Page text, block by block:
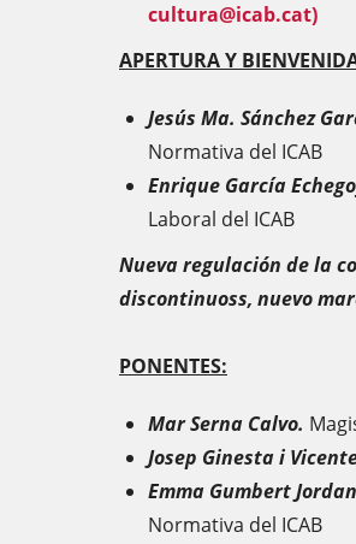
cultura@icab.cat)
APERTURA Y
Jesús Ma. Sánchez
Normativa del ICAB
Enrique García
Laboral del ICAB
Nueva regulación de la
discontinuoss, nuevo
PONENTES:
Mar Serna Calvo.
Josep Ginesta i
Emma Gumbert
Normativa del ICAB